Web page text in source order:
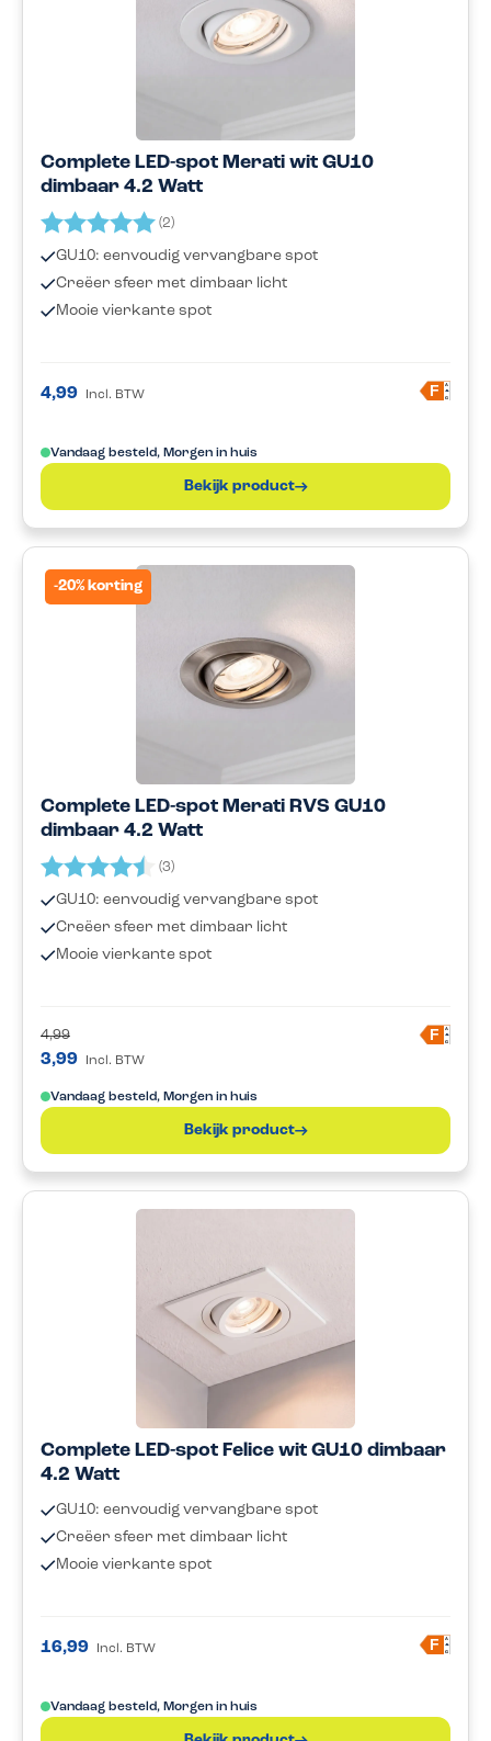
Complete LED-spot Merati wit GU10
dimbaar 4.2 Watt
Beoordeling: (2)
GU10: eenvoudig vervangbare spot
Creëer sfeer met dimbaar licht
Mooie vierkante spot
4,99 Incl. BTW F A
G
Vandaag besteld, Morgen in huis
Bekijk product
-20% korting
Complete LED-spot Merati RVS GU10
dimbaar 4.2 Watt
Beoordeling: (3)
GU10: eenvoudig vervangbare spot
Creëer sfeer met dimbaar licht
Mooie vierkante spot
4,99
3,99 Incl. BTW
F A
G
Vandaag besteld, Morgen in huis
Bekijk product
Complete LED-spot Felice wit GU10 dimbaar
4.2 Watt
GU10: eenvoudig vervangbare spot
Creëer sfeer met dimbaar licht
Mooie vierkante spot
16,99 Incl. BTW F A
G
Vandaag besteld, Morgen in huis